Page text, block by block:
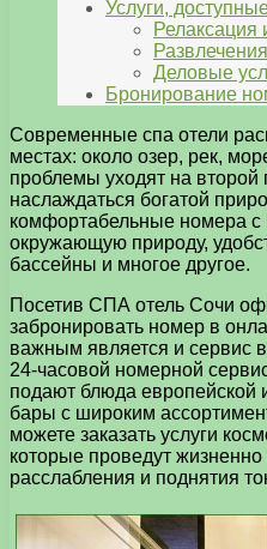
Услуги,
Релаксация
Деловые
Бронирование
Современные спа отели
местах: около озер, рек,
проблемы уходят на
наслаждаться богатой
комфортабельные номера
окружающую природу,
бассейны и многое другое.
Посетив СПА отель Сочи
забронировать номер в
важным является и сервис
24-часовой номерной
подают блюда европейской
бары с широким
можете заказать услуги
которые проведут
расслабления и поднятия